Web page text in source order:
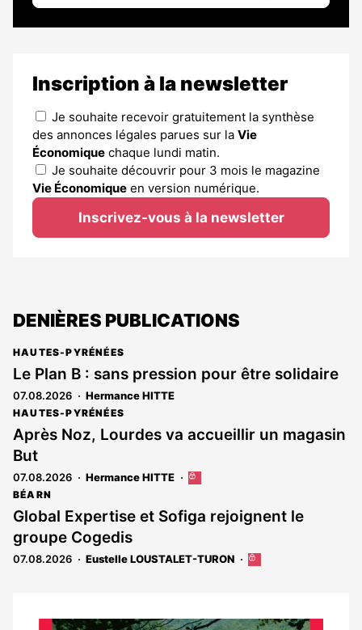
Inscription à la newsletter
Je souhaite recevoir gratuitement la synthèse
des annonces légales parues sur la Vie
Économique chaque lundi matin.
Je souhaite découvrir pour 3 mois le magazine
Vie Économique en version numérique.
Inscrivez-vous à la newsletter
DENIÈRES PUBLICATIONS
HAUTES-PYRÉNÉES
Le Plan B : sans pression pour être solidaire
07.08.2026 Hermance HITTE
HAUTES-PYRÉNÉES
Après Noz, Lourdes va accueillir un magasin
But
07.08.2026 Hermance HITTE
Cet
réservé
abonnés
BÉARN
Global Expertise et Sofiga rejoignent le
groupe Cogedis
07.08.2026 Eustelle LOUSTALET-TURON
Cet
aux